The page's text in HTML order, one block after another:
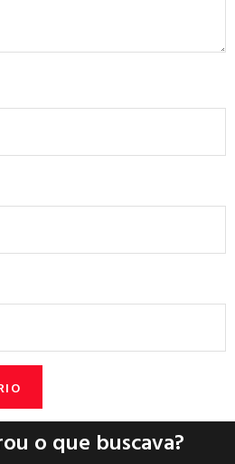
o que buscava?